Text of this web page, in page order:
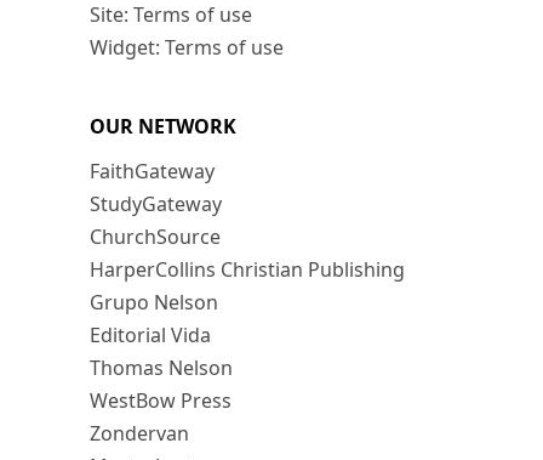
Site: Terms of use
Widget: Terms of use
OUR NETWORK
FaithGateway
StudyGateway
ChurchSource
HarperCollins Christian Publishing
Grupo Nelson
Editorial Vida
Thomas Nelson
WestBow Press
Zondervan